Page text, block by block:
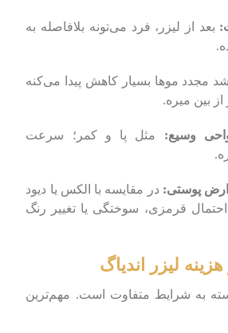
بعد از لیزر، فرد می‌تونه بلافاصله به
مجدد موها بسیار کاهش پیدا می‌کنه
از بین میره.
مثل پا و کمر؛ سرعت
در مقایسه با الکس یا دیود
قرمزی، سوختگی یا تغییر رنگ
لیزر اندیاگ
بسته به شرایط متفاوت است. مهم‌ترین